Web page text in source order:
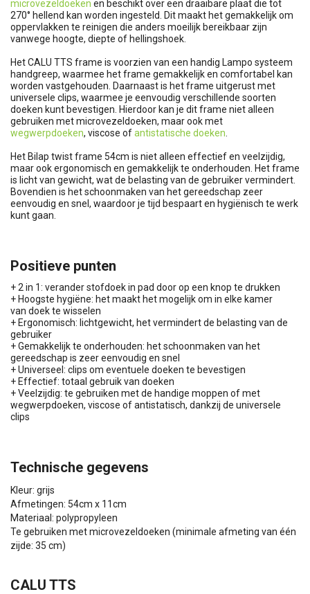
microvezeldoeken en beschikt over een draaibare plaat die tot
270° hellend kan worden ingesteld. Dit maakt het gemakkelijk om
oppervlakken te reinigen die anders moeilijk bereikbaar zijn
vanwege hoogte, diepte of hellingshoek.
Het CALU TTS frame is voorzien van een handig Lampo systeem
handgreep, waarmee het frame gemakkelijk en comfortabel kan
worden vastgehouden. Daarnaast is het frame uitgerust met
universele clips, waarmee je eenvoudig verschillende soorten
doeken kunt bevestigen. Hierdoor kan je dit frame niet alleen
gebruiken met microvezeldoeken, maar ook met
wegwerpdoeken, viscose ofantistatische doeken
Het Bilap twist frame 54cm is niet alleen effectief en veelzijdig,
maar ook ergonomisch en gemakkelijk te onderhouden. Het frame
is licht van gewicht, wat de belasting van de gebruiker vermindert.
Bovendien is het schoonmaken van het gereedschap zeer
eenvoudig en snel, waardoor je tijd bespaart en hygiënisch te werk
kunt gaan.
Positieve punten
+ 2 in 1: verander stofdoek in pad door op een knop te drukken
+ Hoogste hygiëne: het maakt het mogelijk om in elke kamer
van doek te wisselen
+ Ergonomisch: lichtgewicht, het vermindert de belasting van de
gebruiker
+ Gemakkelijk te onderhouden: het schoonmaken van het
gereedschap is zeer eenvoudig en snel
+ Universeel: clips om eventuele doeken te bevestigen
+ Effectief: totaal gebruik van doeken
+ Veelzijdig: te gebruiken met de handige moppen of met
wegwerpdoeken, viscose of antistatisch, dankzij de universele
clips
Technische gegevens
Kleur: grijs
Afmetingen: 54cm x 11cm
Materiaal: polypropyleen
Te gebruiken met microvezeldoeken (minimale afmeting van één
zijde: 35 cm)
CALU TTS